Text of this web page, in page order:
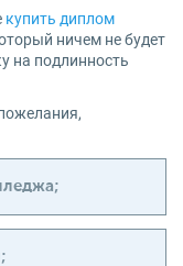
купить диплом
ничем не будет
на подлинность